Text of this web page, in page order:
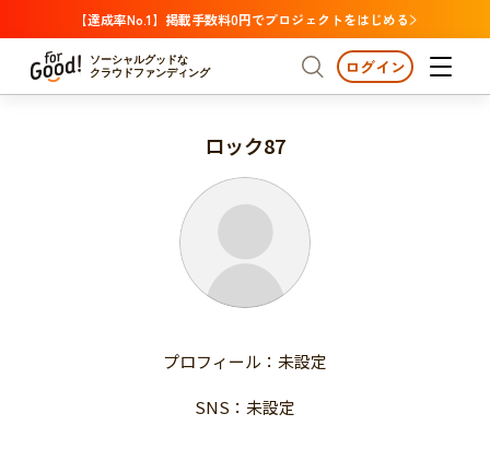
【達成率No.1】掲載手数料0円でプロジェクトをはじめる
ソーシャルグッドな
クラウドファンディング
プロジェクトからさがす 注目
支援金額が多い
支援人数が多い
終了日が近い
国際協力
子ども・教育
支援金額が多い
終了日が近い
カテゴリーからさがす
医療・福祉
子ども・教育
人権・マイノリティ
ログイン
ロック87
プロフィール：未設定
SNS：未設定